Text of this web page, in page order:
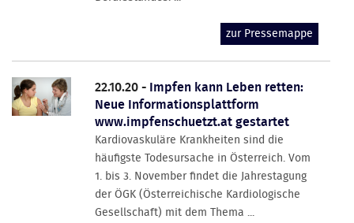
zur Pressemappe
22.10.20 - Impfen kann Leben retten:
Neue Informationsplattform
www.impfenschuetzt.at gestartet
Kardiovaskuläre Krankheiten sind die
häufigste Todesursache in Österreich. Vom
1. bis 3. November findet die Jahrestagung
der ÖGK (Österreichische Kardiologische
Gesellschaft) mit dem Thema ...